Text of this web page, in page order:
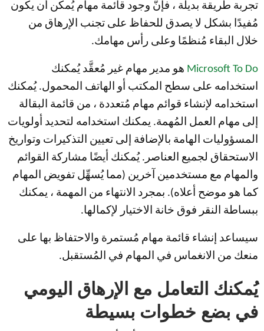
تجربة طريقة بديلة ، فإنَّ وجود قائمة مهام يُمكن أن يكون
مُفيدًا بشكل لا يصدق للحفاظ على تجنب الإرهاق من
خلال البقاء مُنظمًا وعلى رأس مهامك.
Microsoft To Do هو مدير مهام غير مُعقَّد يُمكنك
استخدامه على سطح المكتب أو الهاتف المحمول. يُمكنك
استخدامه لإنشاء قوائم مهام مُتعددة ، من قائمة البقالة
إلى مهام العمل المُهمة. يمكنك استخدامه لتحديد أولويات
المسؤوليات الهامة بالإضافة إلى تعيين التذكيرات وتواريخ
الاستحقاق لجميع العناصر. يُمكنك أيضًا مشاركة القوائم
والمهام مع مستخدمين آخرين (مما يُسهِّل تفويض المهام
كما هو موضح أعلاه). بمجرد الانتهاء من المهمة ، يمكنك
ببساطة النقر فوق خانة الاختيار لإكمالها.
سيساعد إنشاء قائمة مهام مُستمرة والاحتفاظ بها على
منعك من الانغماس في المهام في المُستقبل.
يُمكنك التعامل مع الإرهاق اليومي
في بضع خطوات بسيطة